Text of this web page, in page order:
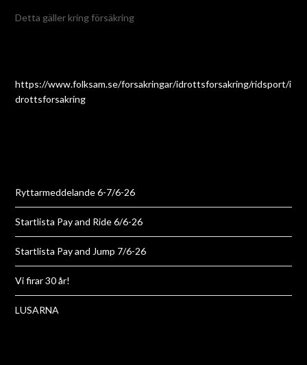
Detta gäller kring försäkring
https://www.folksam.se/forsakringar/idrottsforsakring/ridsport/i
drottsforsakring
Ryttarmeddelande 6-7/6-26
Startlista Pay and Ride 6/6-26
Startlista Pay and Jump 7/6-26
Vi firar 30 år!
LUSARNA